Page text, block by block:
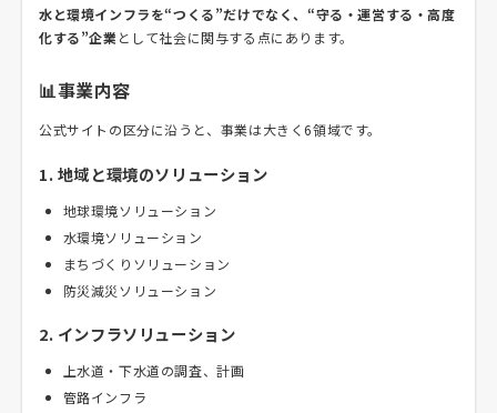
水と環境インフラを“つくる”だけでなく、“守る・運営する・高度
化する”企業 として社会に関与する点にあります。
📊事業内容
公式サイトの区分に沿うと、事業は大きく6領域です。
1. 地域と環境のソリューション
地球環境ソリューション
水環境ソリューション
まちづくりソリューション
防災減災ソリューション
2. インフラソリューション
上水道・下水道の調査、計画
管路インフラ